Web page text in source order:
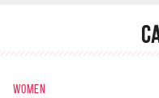
WOMEN